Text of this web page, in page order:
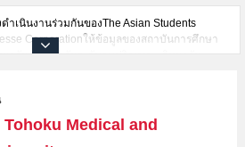
ำเนินงานร่วมกันของThe Asian Students
Corporationให้ข้อมูลของสถาบันการศึกษา
าลัย・วิทยาลัยระดับอนุปริญญา・วิทยาลัย
กศึกษาต่างชาติเช่นPharmacy เป็นต้น,ข้อมูล
บคัดเลือกเข้าศึกษาเช่นจำนวนคนที่รับสมัครหรือ
เป็นต้น,แนะนำสถานที่,การเดินทางเป็นต้นไว้
Tohoku Medical and